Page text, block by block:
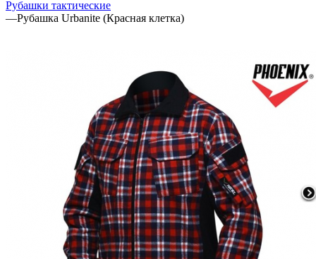
Рубашки тактические
—Рубашка Urbanite (Красная клетка)